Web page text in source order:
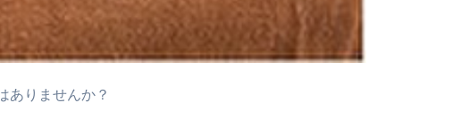
ありませんか？